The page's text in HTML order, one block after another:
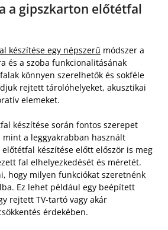
a gipszkarton előtétfal
készítése egy népszerű módszer a
és a szoba funkcionalitásának
könnyen szerelhetők és sokféle
rejtett tárolóhelyeket, akusztikai
elemeket.
készítése során fontos szerepet
mint a leggyakrabban használt
készítése előtt először is meg
fal elhelyezkedését és méretét.
hogy milyen funkciókat szeretnénk
Ez lehet például egy beépített
rejtett TV-tartó vagy akár
érdekében.